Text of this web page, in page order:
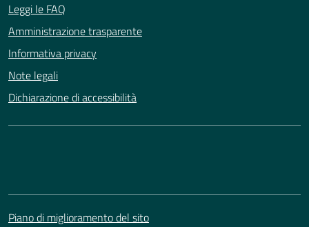
Leggi le FAQ
Amministrazione trasparente
Informativa privacy
Note legali
Dichiarazione di accessibilità
Piano di miglioramento del sito